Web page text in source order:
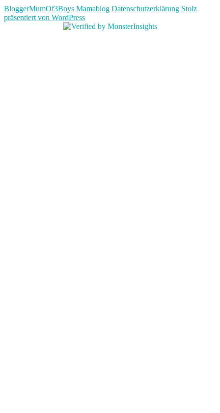
BloggerMumOf3Boys Mamablog Datenschutzerklärung Stolz
präsentiert von WordPress